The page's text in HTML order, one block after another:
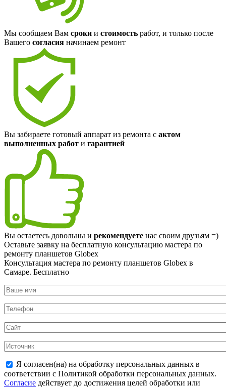
Мы сообщаем Вам сроки и стоимость работ, и только после
Вашего согласия начинаем ремонт
Вы забираете готовый аппарат из ремонта с актом
выполненных работ и гарантией
Вы остаетесь довольны и рекомендуете нас своим друзьям =)
Оставьте заявку на бесплатную консультацию мастера по
ремонту планшетов Globex
Консультация мастера по ремонту планшетов Globex в
Самаре. Бесплатно
Я согласен(на) на обработку персональных данных в
соответствии с Политикой обработки персональных данных.
Согласие действует до достижения целей обработки или